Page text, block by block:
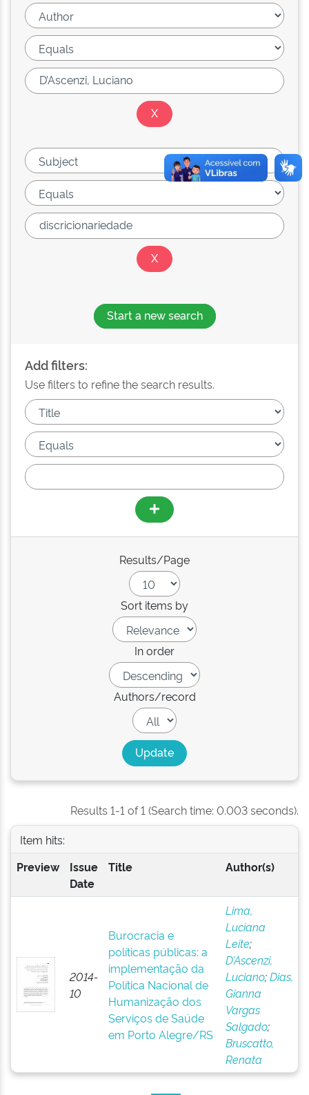
Start a new search
Add filters:
Use filters to refine the search results.
Results/Page
Sort items by
In order
Authors/record
Results 1-1 of 1 (Search time: 0.003 seconds).
Item hits:
Preview
Issue
Date
Title Author(s)
2014-
10
Burocracia e
políticas públicas: a
implementação da
Política Nacional de
Humanização dos
Serviços de Saúde
em Porto Alegre/RS
Lima,
Luciana
Leite;
D’Ascenzi,
Luciano;Dias,
Gianna
Vargas
Salgado;
Bruscatto,
Renata